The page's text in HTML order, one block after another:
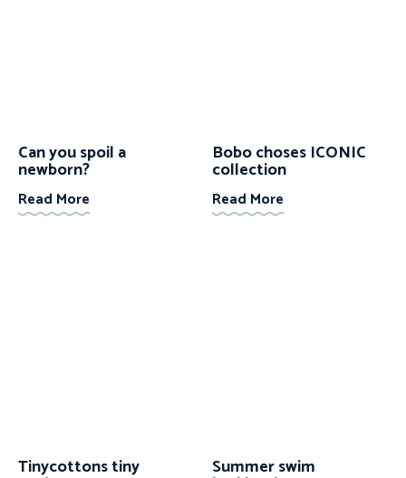
Can you spoil a
newborn?
Read More
Bobo choses ICONIC
collection
Read More
Tinycottons tiny Summer swim